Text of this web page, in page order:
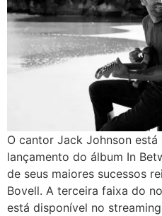
O cantor Jack Johnson
lançamento do álbum In
de seus maiores sucessos
Bovell. A terceira faixa do
está disponível no